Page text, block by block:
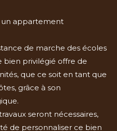
un appartement
de marche des écoles
bien privilégié offre de
que ce soit en tant que
grâce à son
seront nécessaires,
de personnaliser ce bien